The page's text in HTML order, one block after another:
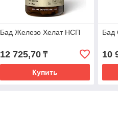
Бад Железо Хелат НСП
12 725,70₸
Купить
Бад
10